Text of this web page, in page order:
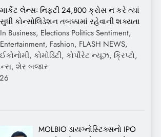
માર્કેટ લેન્સઃ નિફ્ટી 24,800 ક્રોસ ન કરે ત્યાં
સુધી કોન્સોલિડેશન તબક્કામાં રહેવાની શક્યતા
In Business, Elections Politics Sentiment,
Entertainment, Fashion, FLASH NEWS,
ઈકોનોમી, કોમોડિટી, કોર્પોરેટ ન્યૂઝ, ક્રિપ્ટો,
શેર બજાર
MOLBIO ડાયગ્નોસ્ટિક્સનો IPO